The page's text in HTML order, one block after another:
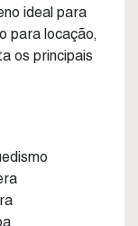
ideal para
para locação,
os principais